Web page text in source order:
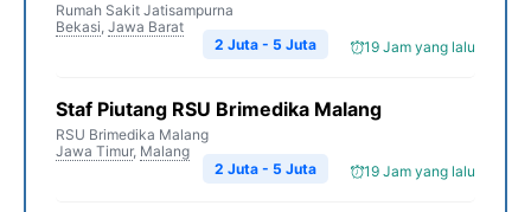
Rumah Sakit Jatisampurna
Bekasi, Jawa Barat
19 Jam yang lalu
2 Juta - 5 Juta
Staf Piutang RSU Brimedika Malang
RSU Brimedika Malang
Jawa Timur, Malang
19 Jam yang lalu
2 Juta - 5 Juta